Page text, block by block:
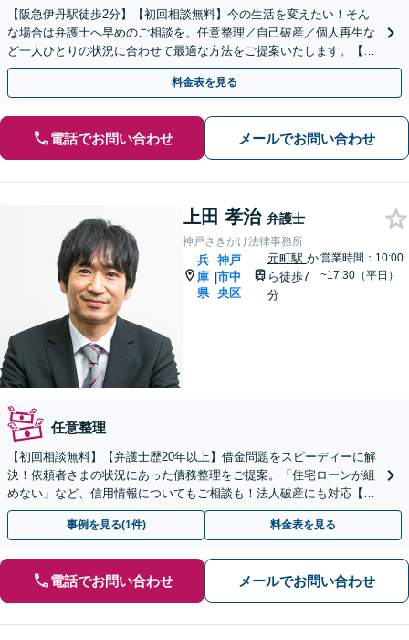
【阪急伊丹駅徒歩2分】【初回相談無料】今の生活を変えたい！そん
な場合は弁護士へ早めのご相談を。任意整理／自己破産／個人再生な
ど一人ひとりの状況に合わせて最適な方法をご提案いたします。【夜
間休日対応可】【オンライン面談可】
料金表を見る
電話でお問い合わせ メールでお問い合わせ
上田 孝治 弁護士
神戸さきがけ法律事務所
兵
庫
県
|
神戸
市中
央区
元町駅 か
ら徒歩7
分
営業時間：10:00
~17:30（平日）
任意整理
【初回相談無料】【弁護士歴20年以上】借金問題をスピーディーに解
決！依頼者さまの状況にあった債務整理をご提案。「住宅ローンが組
めない」など、信用情報についてもご相談も！法人破産にも対応【夜
間・休日相談可】【元町駅7分】
事例を見る(1件) 料金表を見る
電話でお問い合わせ メールでお問い合わせ